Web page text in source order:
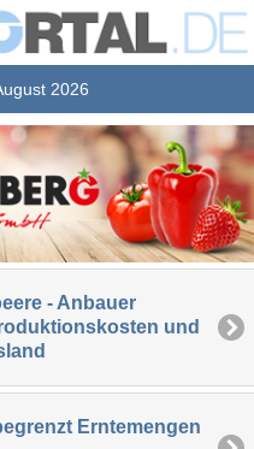
2026
- Anbauer
und
Erntemengen